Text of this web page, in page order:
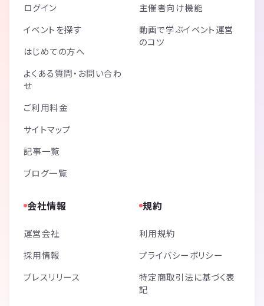
ログイン
イベントを探す
はじめての方へ
よくある質問・お問い合わ
せ
ご利用料金
サイトマップ
記事一覧
ブログ一覧
主催者向け機能
動画で学ぶイベント運営
のコツ
会社情報
運営会社
採用情報
プレスリリース
規約
利用規約
プライバシーポリシー
特定商取引法に基づく表
記